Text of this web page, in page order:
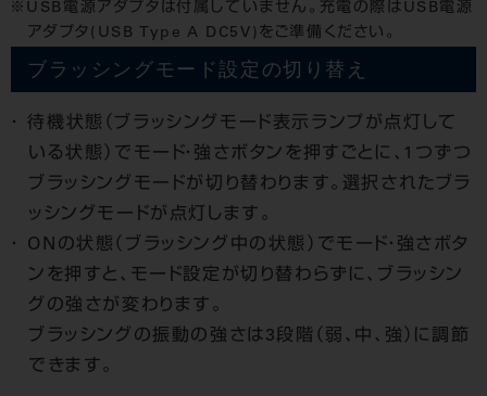
USB電源アダプタは付属していません。充電の際はUSB電源
アダプタ(USB Type A DC5V)をご準備ください。
ブラッシングモード設定の切り替え
待機状態（ブラッシングモード表示ランプが点灯して
いる状態）でモード・強さボタンを押すごとに、1つずつ
ブラッシングモードが切り替わります。選択されたブラ
ッシングモードが点灯します。
ONの状態（ブラッシング中の状態）でモード・強さボタ
ンを押すと、モード設定が切り替わらずに、ブラッシン
グの強さが変わります。
ブラッシングの振動の強さは3段階（弱、中、強）に調節
できます。